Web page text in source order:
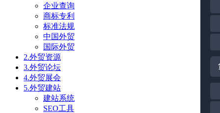
企业查询
商标专利
标准法规
中国外贸
国际外贸
2.外贸资源
3.外贸论坛
4.外贸展会
5.外贸建站
建站系统
SEO工具